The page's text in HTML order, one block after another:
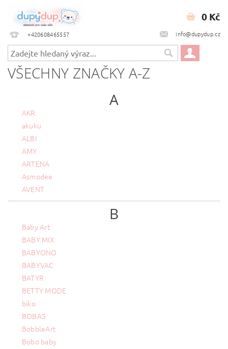
+420608465557 info@dupydup.cz
0 Kč
VŠECHNY ZNAČKY A-Z
A
AKR
akuku
ALBI
AMY
ARTENA
Asmodee
AVENT
B
Baby Art
BABY MIX
BABYONO
BABYVAC
BATYR
BETTY MODE
biko
BOBAS
BobbleArt
Bobo baby